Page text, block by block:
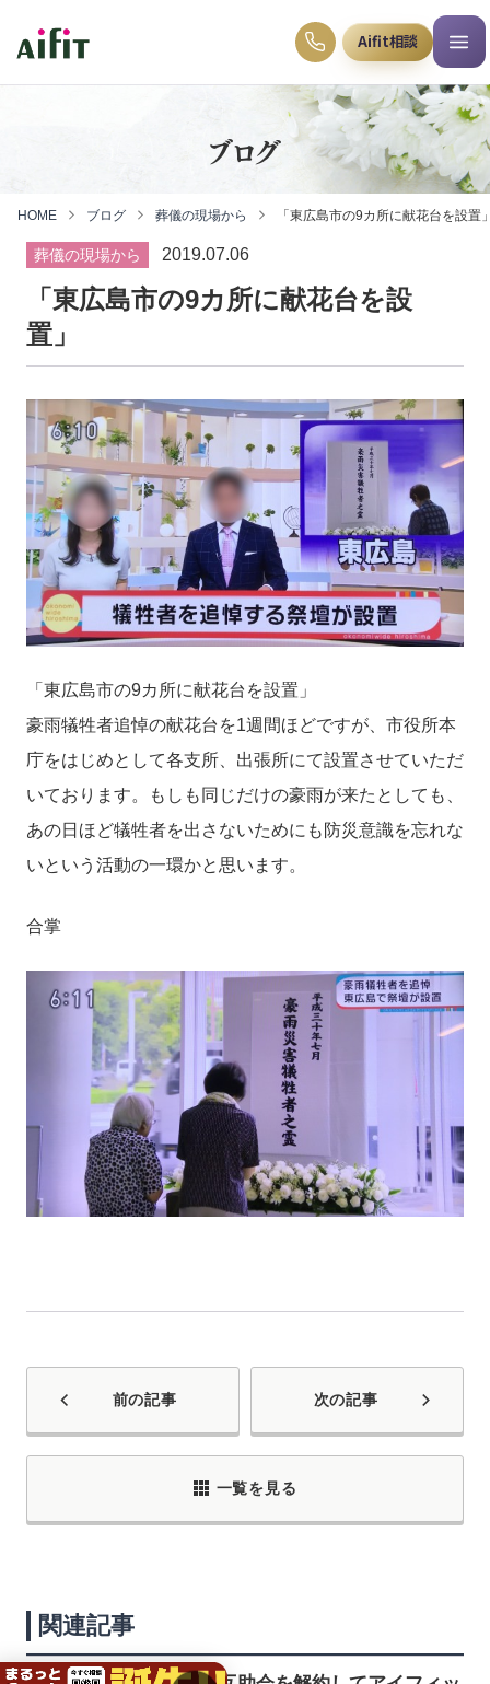
Aifit相談
ブログ
HOME ブログ 葬儀の現場から 「東広島市の9カ所に献花台を設置
葬儀の現場から 2019.07.06
「東広島市の9カ所に献花台を設
置」
「東広島市の9カ所に献花台を設置」
豪雨犠牲者追悼の献花台を1週間ほどですが、市役所本
庁をはじめとして各支所、出張所にて設置させていただ
いております。もしも同じだけの豪雨が来たとしても、
あの日ほど犠牲者を出さないためにも防災意識を忘れな
いという活動の一環かと思います。
合掌
前の記事 次の記事
一覧を見る
関連記事